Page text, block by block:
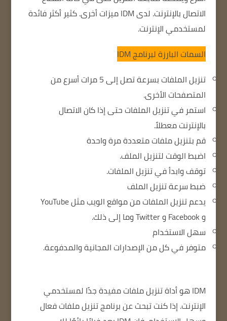
الاتصال بالإنترنت. لدى IDM ميزات أخرى.
كثير أكثر فائدة
لمستخدمي الإنترنت.
السمات البارزة لبرنامج IDM
تنزيل الملفات بسرعة تصل إلى 5 مرات أسرع من
المتصفحات الأخرى.
استمر في تنزيل الملفات حتى إذا كان الاتصال
بالإنترنت معطلاً.
قم بتنزيل ملفات متعددة مرة واحدة
اضبط الوقت لتنزيل الملف.
توقف وابدأ في تنزيل الملفات.
ضبط سرعة تنزيل الملف
يدعم تنزيل الملفات من مواقع الويب مثل YouTube
و Facebook و Twitter وما إلى ذلك.
سهل الاستخدام
متوفر في كل من الإصدارات المجانية والمدفوعة.
IDM هو أداة تنزيل ملفات مفيدة جدًا لمستخدمي
الإنترنت.إذا كنت تبحث عن برنامج تنزيل ملفات فعال